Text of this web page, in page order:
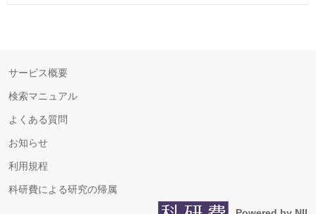
サービス概要
検索マニュアル
よくある質問
お知らせ
利用規程
科研費による研究の帰属